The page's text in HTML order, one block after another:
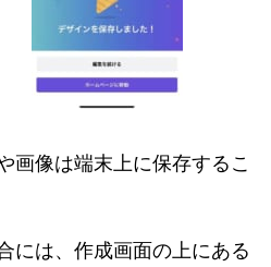
画像は端末上に保存するこ
には、作成画面の上にある